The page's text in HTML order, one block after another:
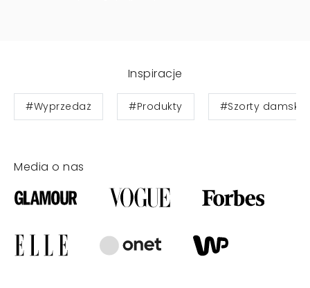
Inspiracje
#Wyprzedaż #Produkty #Szorty damskie
Media o nas